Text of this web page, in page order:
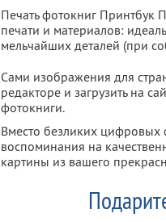
Печать фотокниг Принтбук
печати и материалов:
мельчайших деталей (при
Сами изображения для
редакторе и загрузить на
фотокниги.
Вместо безликих цифровых
воспоминания на
картины из вашего